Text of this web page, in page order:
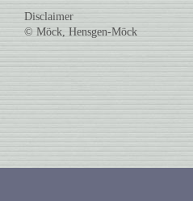
Disclaimer
© Möck, Hensgen-Möck